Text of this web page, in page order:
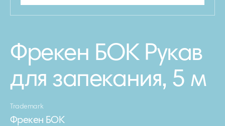
Фрекен БОК Рукав
для запекания, 5 м
Trademark
Фрекен БОК